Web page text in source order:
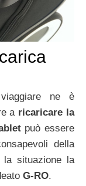
ne è
a ricaricare la
può essere
della
situazione la
G-RO.